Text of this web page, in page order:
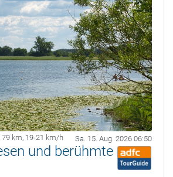
79 km, 19-21 km/h Sa. 15. Aug. 2026 06:50
und berühmte